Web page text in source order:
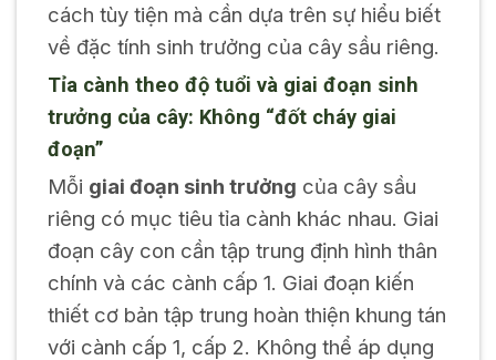
cách tùy tiện mà cần dựa trên sự hiểu biết
về đặc tính sinh trưởng của cây sầu riêng.
Tỉa cành theo độ tuổi và giai đoạn sinh
trưởng của cây: Không “đốt cháy giai
đoạn”
Mỗi giai đoạn sinh trưởng của cây sầu
riêng có mục tiêu tỉa cành khác nhau. Giai
đoạn cây con cần tập trung định hình thân
chính và các cành cấp 1. Giai đoạn kiến
thiết cơ bản tập trung hoàn thiện khung tán
với cành cấp 1, cấp 2. Không thể áp dụng